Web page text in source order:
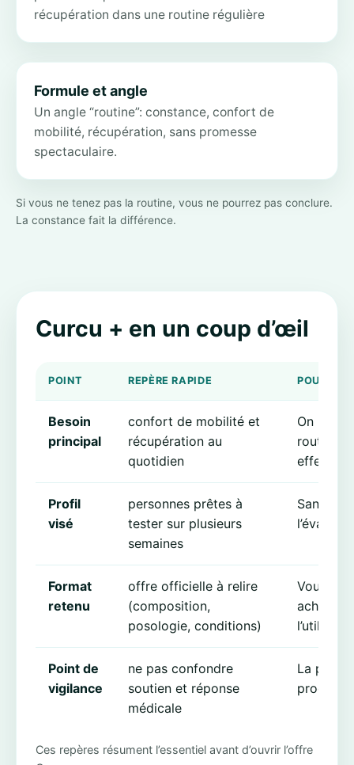
récupération dans une routine régulière
Formule et angle
Un angle “routine”: constance, confort de
mobilité, récupération, sans promesse
spectaculaire.
Si vous ne tenez pas la routine, vous ne pourrez pas conclure.
La constance fait la différence.
Curcu + en un coup d’œil
POINT REPÈRE RAPIDE
Besoin
principal
confort de mobilité et
récupération au
quotidien
On reste
routine
effet
Profil
visé
personnes prêtes à
tester sur plusieurs
semaines
Sans
Format
retenu
offre officielle à relire
(composition,
posologie, conditions)
Vous
achetez
l’utiliser
Point de
vigilance
ne pas confondre
soutien et réponse
médicale
La
produit
Ces repères résument l’essentiel avant d’ouvrir l’offre